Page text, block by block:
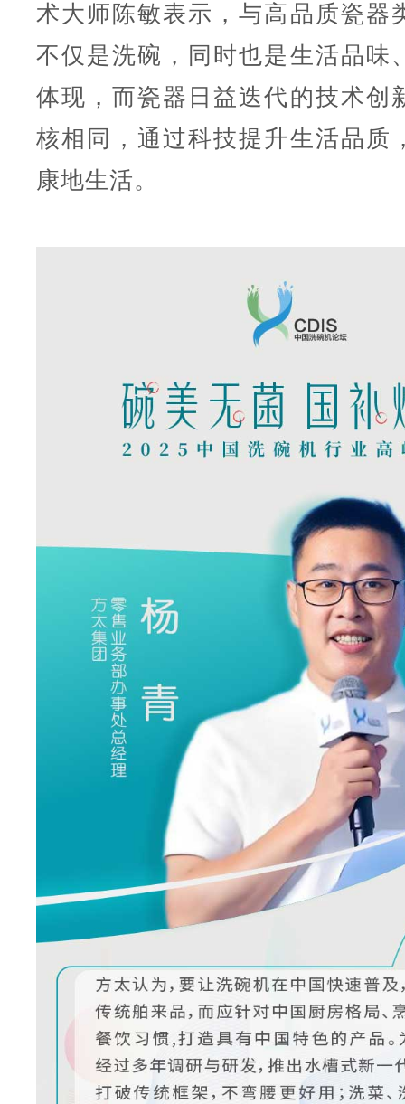
术大师陈敏表示，与高品质瓷器
不仅是洗碗，同时也是生活品味
体现，而瓷器日益迭代的技术创
核相同，通过科技提升生活品质
康地生活。